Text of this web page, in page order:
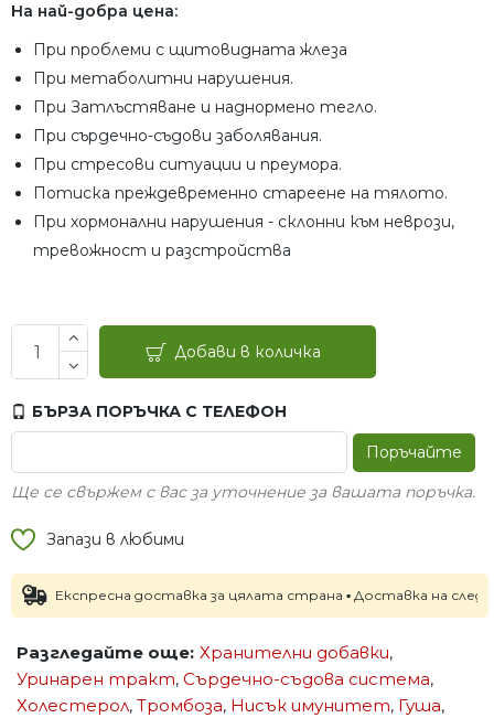
На най-добра цена:
При проблеми с щитовидната жлеза
При метаболитни нарушения.
При Затлъстяване и наднормено тегло.
При сърдечно-съдови заболявания.
При стресови ситуации и преумора.
Потиска преждевременно стареене на тялото.
При хормонални нарушения - склонни към неврози,
тревожност и разстройства
Добави в количка
БЪРЗА ПОРЪЧКА С ТЕЛЕФОН
Поръчайте
Ще се свържем с вас за уточнение за вашата поръчка.
Запази в любими
Експресна доставка за цялата страна ▪ Доставка на
Разгледайте още: Хранителни добавки,
Уринарен тракт, Сърдечно-съдова система,
Холестерол, Тромбоза, Нисък имунитет, Гуша,